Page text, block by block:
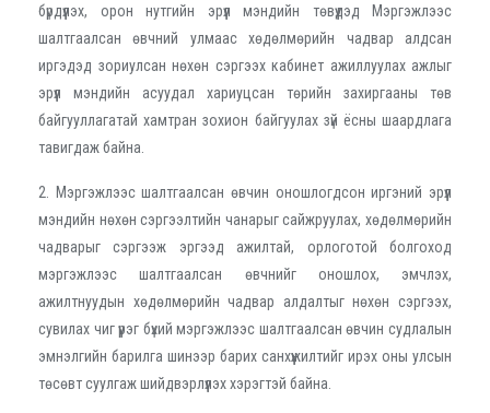
бүрдүүлэх, орон нутгийн эрүүл мэндийн төвүүдэд Мэргэжлээс
шалтгаалсан өвчний улмаас хөдөлмөрийн чадвар алдсан
иргэдэд зориулсан нөхөн сэргээх кабинет ажиллуулах ажлыг
эрүүл мэндийн асуудал хариуцсан төрийн захиргааны төв
байгууллагатай хамтран зохион байгуулах зүй ёсны шаардлага
тавигдаж байна.
2. Мэргэжлээс шалтгаалсан өвчин оношлогдсон иргэний эрүүл
мэндийн нөхөн сэргээлтийн чанарыг сайжруулах, хөдөлмөрийн
чадварыг сэргээж эргээд ажилтай, орлоготой болгоход
мэргэжлээс шалтгаалсан өвчнийг оношлох, эмчлэх,
ажилтнуудын хөдөлмөрийн чадвар алдалтыг нөхөн сэргээх,
сувилах чиг үүрэг бүхий мэргэжлээс шалтгаалсан өвчин судлалын
эмнэлгийн барилга шинээр барих санхүүжилтийг ирэх оны улсын
төсөвт суулгаж шийдвэрлүүлэх хэрэгтэй байна.